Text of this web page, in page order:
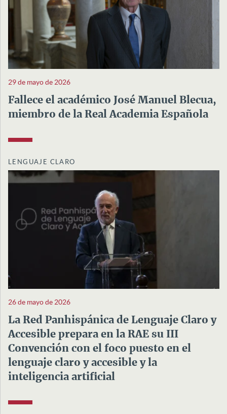
29 de mayo de 2026
Fallece el académico José Manuel Blecua,
miembro de la Real Academia Española
LENGUAJE CLARO
26 de mayo de 2026
La Red Panhispánica de Lenguaje Claro y
Accesible prepara en la RAE su III
Convención con el foco puesto en el
lenguaje claro y accesible y la
inteligencia artificial